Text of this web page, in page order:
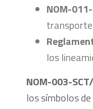
NOM-
los
NOM-003-
los símbolos